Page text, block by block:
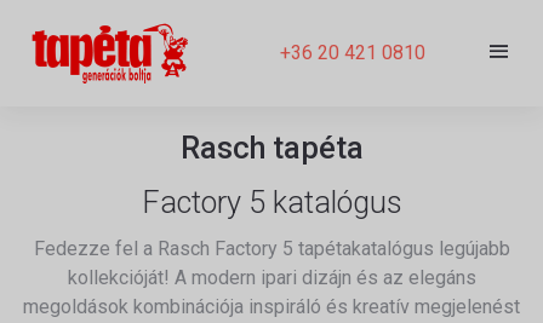
+36 20 421 0810
Rasch tapéta
Factory 5 katalógus
Fedezze fel a Rasch Factory 5 tapétakatalógus legújabb
kollekcióját! A modern ipari dizájn és az elegáns
megoldások kombinációja inspiráló és kreatív megjelenést